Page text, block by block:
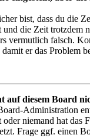
bist, dass du die
und die Zeit trotzdem
vermutlich falsch.
er das Problem
auf diesem Board
Administration
niemand hat das
Frage ggf. einen